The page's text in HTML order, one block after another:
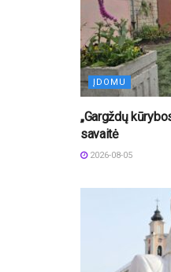
ĮDOMU
„Gargždų
savaitė
2026-08-05